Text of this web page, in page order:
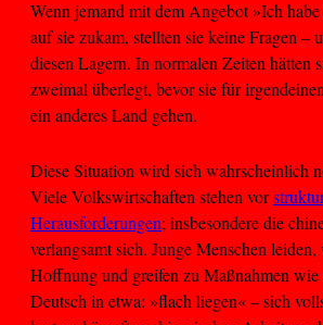
Wenn jemand mit dem Angebot »Ich
auf sie zukam, stellten sie keine Fragen –
diesen Lagern. In normalen Zeiten hätten
zweimal überlegt, bevor sie für
ein anderes Land gehen.
Diese Situation wird sich wahrscheinlich
Viele Volkswirtschaften stehen vor
Herausforderungen; insbesondere die
verlangsamt sich. Junge Menschen leiden,
Hoffnung und greifen zu Maßnahmen wie
Deutsch in etwa: »flach liegen« – sich